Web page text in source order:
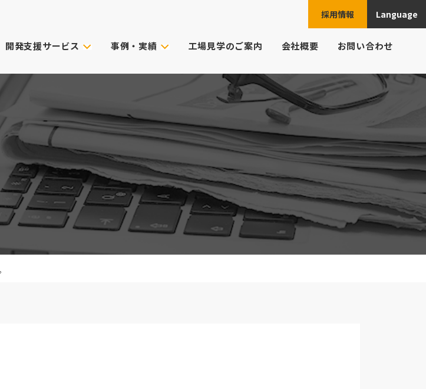
採用情報 Language
JPN
開発支援サービス
術から選ぶ
プリンター
処理・加飾
ャニング
プロダクトデザイン
筐体設計
CG動画制作
XRサービス
PoC受託サービス
ご注文の流れ
よくあるご質問
事例・実績
これまでのご依頼例
工場見学のご案内 会社概要 お問い合わせ